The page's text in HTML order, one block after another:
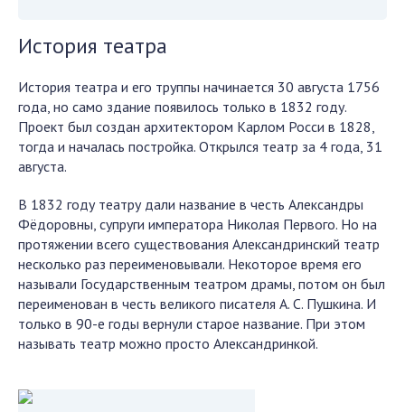
История театра
История театра и его труппы начинается 30 августа 1756
года, но само здание появилось только в 1832 году.
Проект был создан архитектором Карлом Росси в 1828,
тогда и началась постройка. Открылся театр за 4 года, 31
августа.
В 1832 году театру дали название в честь Александры
Фёдоровны, супруги императора Николая Первого. Но на
протяжении всего существования Александринский театр
несколько раз переименовывали. Некоторое время его
называли Государственным театром драмы, потом он был
переименован в честь великого писателя А. С. Пушкина. И
только в 90-е годы вернули старое название. При этом
называть театр можно просто Александринкой.